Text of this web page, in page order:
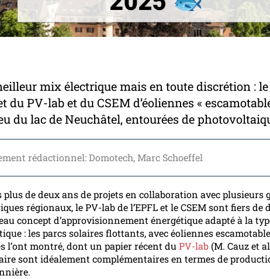
mix électrique mais en toute discrétion :
du PV-lab et du CSEM d’éoliennes «
du lac de Neuchâtel, entourées de
rédactionnel: Domotech, Marc Schoeffel
plus de deux ans de projets en collaboration avec plusieurs
régionaux, le PV-lab de l’EPFL et le CSEM sont fiers de
concept d’approvisionnement énergétique adapté à la
: les parcs solaires flottants, avec éoliennes
l’ont montré, dont un papier récent du PV-lab(M. Cauz et
sont idéalement complémentaires en termes de